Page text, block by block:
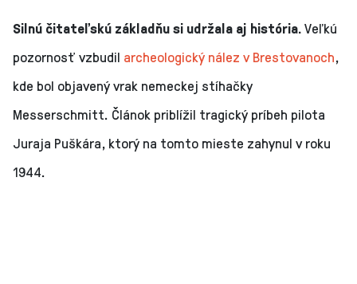
Silnú čitateľskú základňu si udržala aj história.Veľkú
pozornosť vzbudil archeologický nález v Brestovanoch,
kde bol objavený vrak nemeckej stíhačky
Messerschmitt. Článok priblížil tragický príbeh pilota
Juraja Puškára, ktorý na tomto mieste zahynul v roku
1944.